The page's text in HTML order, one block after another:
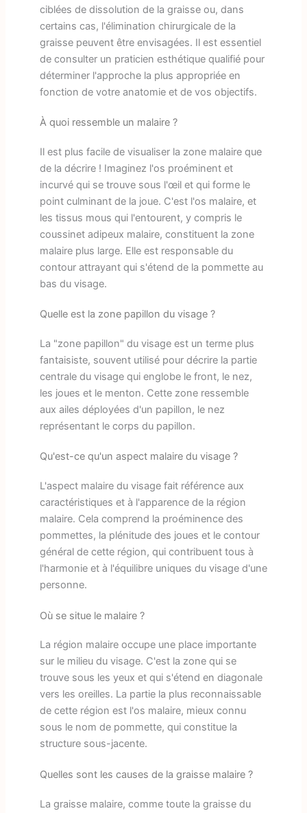
ciblées de dissolution de la graisse ou, dans
certains cas, l'élimination chirurgicale de la
graisse peuvent être envisagées. Il est essentiel
de consulter un praticien esthétique qualifié pour
déterminer l'approche la plus appropriée en
fonction de votre anatomie et de vos objectifs.
À quoi ressemble un malaire ?
Il est plus facile de visualiser la zone malaire que
de la décrire ! Imaginez l'os proéminent et
incurvé qui se trouve sous l'œil et qui forme le
point culminant de la joue. C'est l'os malaire, et
les tissus mous qui l'entourent, y compris le
coussinet adipeux malaire, constituent la zone
malaire plus large. Elle est responsable du
contour attrayant qui s'étend de la pommette au
bas du visage.
Quelle est la zone papillon du visage ?
La "zone papillon" du visage est un terme plus
fantaisiste, souvent utilisé pour décrire la partie
centrale du visage qui englobe le front, le nez,
les joues et le menton. Cette zone ressemble
aux ailes déployées d'un papillon, le nez
représentant le corps du papillon.
Qu'est-ce qu'un aspect malaire du visage ?
L'aspect malaire du visage fait référence aux
caractéristiques et à l'apparence de la région
malaire. Cela comprend la proéminence des
pommettes, la plénitude des joues et le contour
général de cette région, qui contribuent tous à
l'harmonie et à l'équilibre uniques du visage d'une
personne.
Où se situe le malaire ?
La région malaire occupe une place importante
sur le milieu du visage. C'est la zone qui se
trouve sous les yeux et qui s'étend en diagonale
vers les oreilles. La partie la plus reconnaissable
de cette région est l'os malaire, mieux connu
sous le nom de pommette, qui constitue la
structure sous-jacente.
Quelles sont les causes de la graisse malaire ?
La graisse malaire, comme toute la graisse du